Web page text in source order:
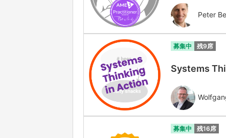
Peter
募集中 残9席
Systems
募集中 残16席